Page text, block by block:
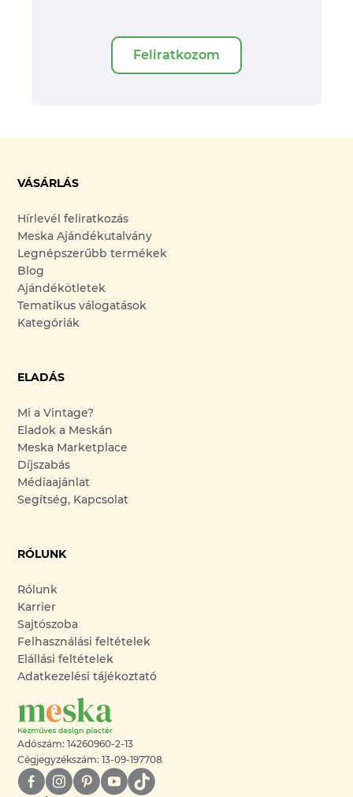
Feliratkozom
VÁSÁRLÁS
Hírlevél feliratkozás
Meska Ajándékutalvány
Legnépszerűbb termékek
Blog
Ajándékötletek
Tematikus válogatások
Kategóriák
ELADÁS
Mi a Vintage?
Eladok a Meskán
Meska Marketplace
Díjszabás
Médiaajánlat
Segítség, Kapcsolat
RÓLUNK
Rólunk
Karrier
Sajtószoba
Felhasználási feltételek
Elállási feltételek
Adatkezelési tájékoztató
Adószám: 14260960-2-13
Cégjegyzékszám: 13-09-197708